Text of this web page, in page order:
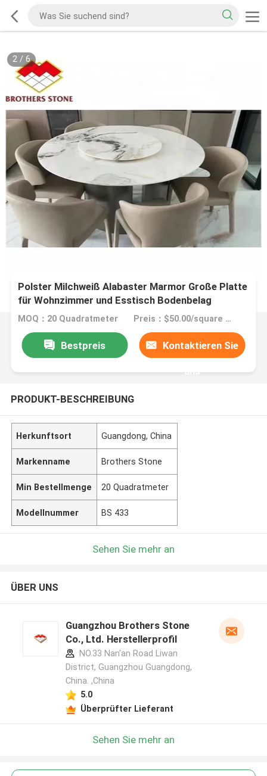
2/ 6
Polster Milchweiß Alabaster Marmor Große Platte
für Wohnzimmer und Esstisch Bodenbelag
MOQ：20 Quadratmeter Preis：$50.00/square meters 20-99 square meters
Bestpreis Kontaktieren Sie
uns
PRODUKT-BESCHREIBUNG
Herkunftsort Guangdong, China
Markenname Brothers Stone
Min Bestellmenge 20 Quadratmeter
Modellnummer BS 433
Sehen Sie mehr an
ÜBER UNS
Guangzhou Brothers Stone
Co., Ltd. Herstellerprofil
NO.33 Nan'an Road Liwan
District, Guangzhou Guangdong,
China. ,China
5.0
Überprüfter Lieferant
Sehen Sie mehr an